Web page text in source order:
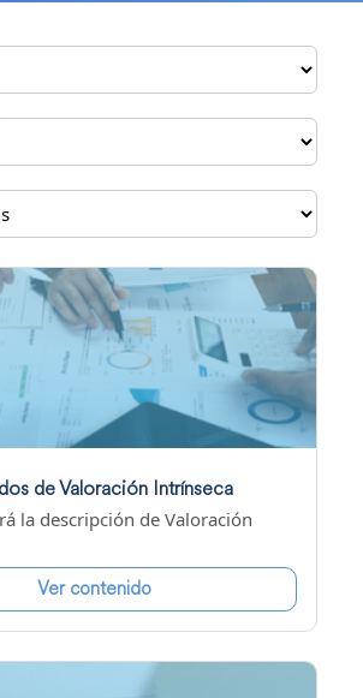
de Valoración Intrínseca
la descripción de Valoración
Ver contenido